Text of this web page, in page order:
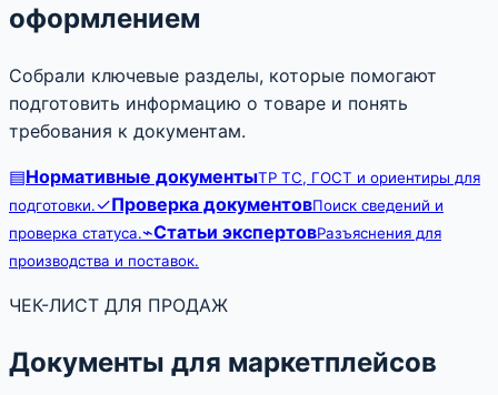
оформлением
Собрали ключевые разделы, которые помогают
подготовить информацию о товаре и понять
требования к документам.
▤Нормативные документыТР ТС, ГОСТ и ориентиры для
подготовки.✓Проверка документовПоиск сведений и
проверка статуса.⌁Статьи экспертовРазъяснения для
производства и поставок.
ЧЕК-ЛИСТ ДЛЯ ПРОДАЖ
Документы для маркетплейсов